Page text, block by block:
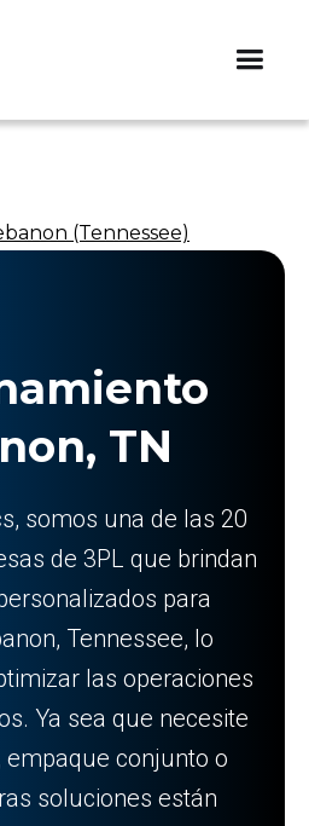
(Tennessee)
TN
somos una de las 20
de 3PL que brindan
para
Tennessee, lo
las operaciones
Ya sea que necesite
conjunto o
soluciones están